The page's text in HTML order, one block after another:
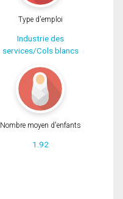
Type d'emploi
Industrie des
services/Cols blancs
Nombre moyen d'enfants
1.92